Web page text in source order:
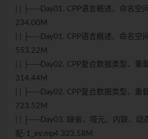
| | ├──Day01. CPP语言概述、命名空
234.00M
| | ├──Day01. CPP语言概述、命名空
553.22M
| | ├──Day02. CPP复合数据类型、重
314.44M
| | ├──Day02. CPP复合数据类型、重
723.52M
| | ├──Day03. 缺省、哑元、内联、动
配-1_ev.mp4 323.58M